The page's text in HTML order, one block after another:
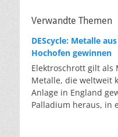
Verwandte Themen
DEScycle: Metalle
Hochofen gewinnen
Elektroschrott gilt als
Metalle, die weltweit
Anlage in England
Palladium heraus, in